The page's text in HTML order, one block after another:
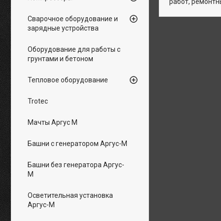
Сварочное оборудование и
зарядные устройства
Оборудование для работы с
грунтами и бетоном
Тепловое оборудование
Trotec
Мачты Аргус М
Башни с генератором Аргус-М
Башни без генератора Аргус-
М
Осветительная установка
Аргус-М